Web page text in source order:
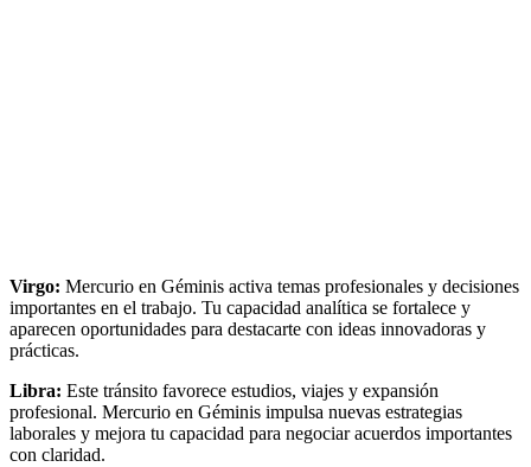
Virgo: Mercurio en Géminis activa temas profesionales y decisiones
importantes en el trabajo. Tu capacidad analítica se fortalece y
aparecen oportunidades para destacarte con ideas innovadoras y
prácticas.
Libra: Este tránsito favorece estudios, viajes y expansión
profesional. Mercurio en Géminis impulsa nuevas estrategias
laborales y mejora tu capacidad para negociar acuerdos importantes
con claridad.